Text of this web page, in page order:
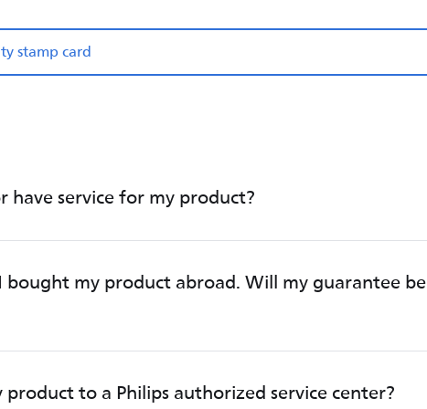
stamp card
have service for my product?
my product abroad. Will my guarantee be
to a Philips authorized service center?